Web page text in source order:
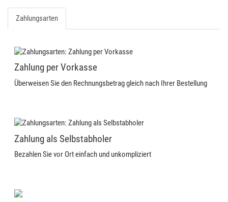
Zahlungsarten
Zahlung per Vorkasse
Überweisen Sie den Rechnungsbetrag gleich nach Ihrer Bestellung
Zahlung als Selbstabholer
Bezahlen Sie vor Ort einfach und unkompliziert